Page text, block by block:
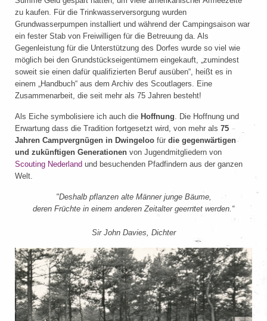
zu kaufen. Für die Trinkwasserversorgung wurden
Grundwasserpumpen installiert und während der Campingsaison war
ein fester Stab von Freiwilligen für die Betreuung da. Als
Gegenleistung für die Unterstützung des Dorfes wurde so viel wie
möglich bei den Grundstückseigentümern eingekauft, „zumindest
soweit sie einen dafür qualifizierten Beruf ausüben“, heißt es in
einem „Handbuch“ aus dem Archiv des Scoutlagers. Eine
Zusammenarbeit, die seit mehr als 75 Jahren besteht!
Als Eiche symbolisiere ich auch die Hoffnung. Die Hoffnung und
Erwartung dass die Tradition fortgesetzt wird, von mehr als 75
Jahren Campvergnügen in Dwingeloo für die gegenwärtigen
und zukünftigen Generationen von Jugendmitgliedern von
Scouting Nederland und besuchenden Pfadfindern aus der ganzen
Welt.
"Deshalb pflanzen alte Männer junge Bäume,
deren Früchte in einem anderen Zeitalter geerntet werden.“
Sir John Davies, Dichter